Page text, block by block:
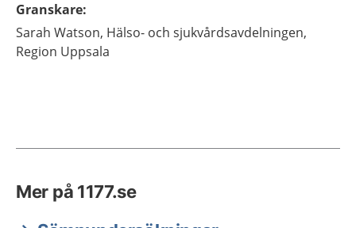
Granskare:
Sarah Watson, Hälso- och sjukvårdsavdelningen,
Region Uppsala
Mer på 1177.se